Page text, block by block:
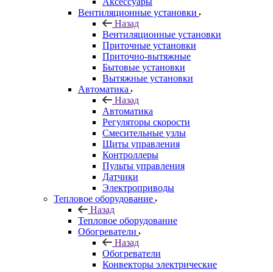
Вентиляционные установки
Назад
Вентиляционные установки
Приточные установки
Приточно-вытяжные
Бытовые установки
Вытяжные установки
Автоматика
Назад
Автоматика
Регуляторы скорости
Смесительные узлы
Щиты управления
Контроллеры
Пульты управления
Датчики
Электроприводы
Тепловое оборудование
Назад
Тепловое оборудование
Обогреватели
Назад
Обогреватели
Конвекторы электрические